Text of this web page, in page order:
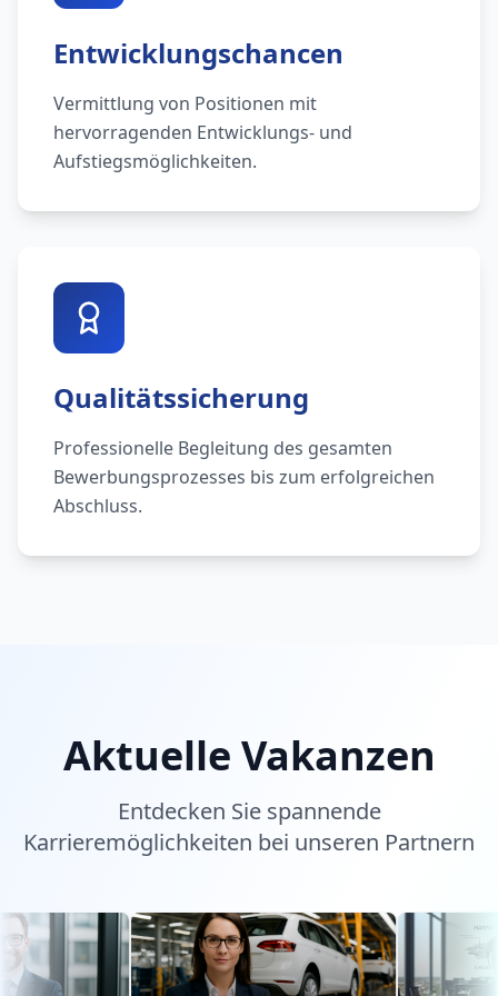
Entwicklungschancen
Vermittlung von Positionen mit
hervorragenden Entwicklungs- und
Aufstiegsmöglichkeiten.
Qualitätssicherung
Professionelle Begleitung des gesamten
Bewerbungsprozesses bis zum erfolgreichen
Abschluss.
Aktuelle Vakanzen
Entdecken Sie spannende
Karrieremöglichkeiten bei unseren Partnern